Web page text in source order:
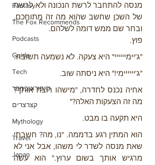
Fantasy
The Fox Recommends
Podcasts
Guide
Tech
סיפורונובמבר
קצרצרים
Mythology
Travel
Japan
מנסה להתחבר לרשת הנכונה ולא לרשת
ובחר שם ממש דומה לשלהם.
פוץ.
"ג'יימיייייי" היא צעקה. לא נשמעה תשובה.
"ג'יייייימי!" היא ניסתה שוב.
אחיה נכנס לחדרה, "מישהו רוצח אותך?
מה זה הצעקות האלה?"
היא תקעה בו מבט.
הוא המתין רגע בדממה. "נו, מה? חשבתי
מרגיש אותך בשום ערוץ." הוא עשה